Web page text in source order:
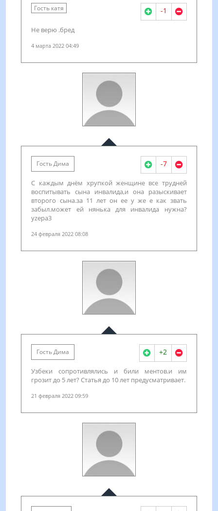
Гость катя -1
Не верю .бред
4 марта 2022 04:49
Гость Дима -7
С каждым днём хрупкой женщине все трудней
воспитывать сына инвалида,и она разыскивает
второго сына.за 11 лет он ее у же е как звать
забыл.может ей нянька для инвалида нужна?
yzepa3
24 февраля 2022 08:08
Гость Дима +2
Узбеки сопротивлялись и били ментов.и им
грозит до 5 лет? Статья до 10 лет предусматривает.
21 февраля 2022 09:59